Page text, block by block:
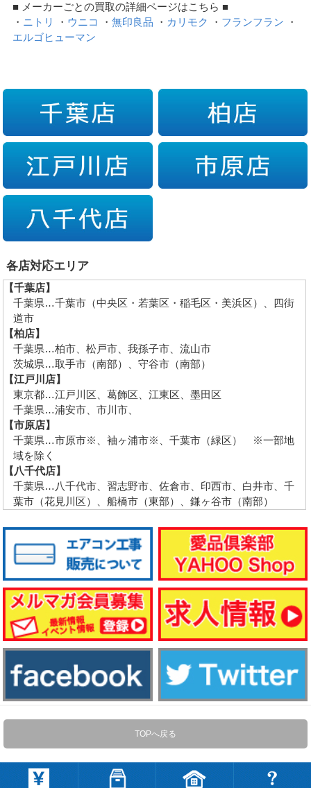
■ メーカーごとの買取の詳細ページはこちら ■
・ ニトリ ・ ウニコ ・無印良品 ・ カリモク ・ フランフラン ・
エルゴヒューマン
各店対応エリア
【千葉店】
千葉県…千葉市（中央区・若葉区・稲毛区・美浜区）、四街
道市
【柏店】
千葉県…柏市、松戸市、我孫子市、流山市
茨城県…取手市（南部）、守谷市（南部）
【江戸川店】
東京都…江戸川区、葛飾区、江東区、墨田区
千葉県…浦安市、市川市、
【市原店】
千葉県…市原市※、袖ヶ浦市※、千葉市（緑区） ※一部地
域を除く
【八千代店】
千葉県…八千代市、習志野市、佐倉市、印西市、白井市、千
葉市（花見川区）、船橋市（東部）、鎌ヶ谷市（南部）
TOPへ戻る